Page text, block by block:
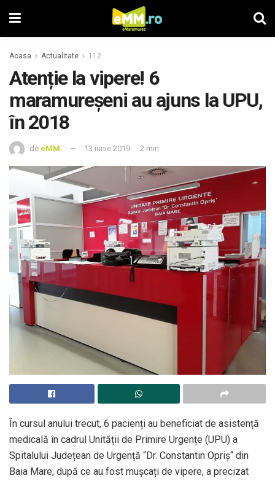
Acasa Actualitate 112
Atenție la vipere! 6
maramureşeni au ajuns la UPU,
în 2018
de eMM 13 iunie 2019 2 min
În cursul anului trecut, 6 pacienți au beneficiat de asistență
medicală în cadrul Unității de Primire Urgențe (UPU) a
Spitalului Județean de Urgență “Dr. Constantin Opriș“ din
Baia Mare, după ce au fost mușcați de vipere, a precizat